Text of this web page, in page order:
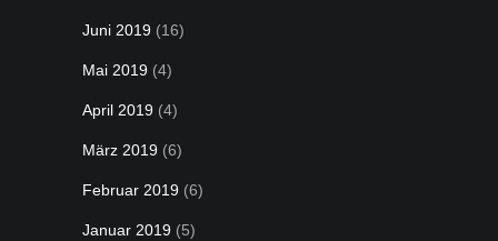
Juni 2019 (16)
Mai 2019 (4)
April 2019 (4)
März 2019 (6)
Februar 2019 (6)
Januar 2019 (5)